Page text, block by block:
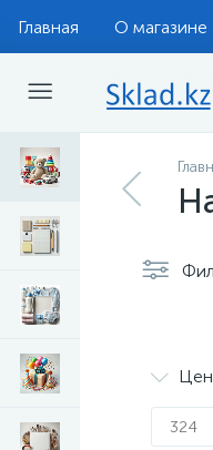
Главная О магазине